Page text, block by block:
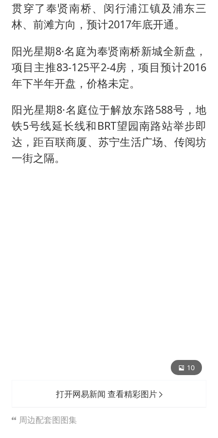
贯穿了奉贤南桥、闵行浦江镇及浦东三
林、前滩方向，预计2017年底开通。
阳光星期8·名庭为奉贤南桥新城全新盘，
项目主推83-125平2-4房，项目预计2016
年下半年开盘，价格未定。
阳光星期8·名庭位于解放东路588号，地
铁5号线延长线和BRT望园南路站举步即
达，距百联商厦、苏宁生活广场、传阅坊
一街之隔。
10
打开网易新闻 查看精彩图片
周边配套图图集